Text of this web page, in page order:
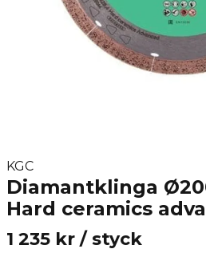
KGC
Diamantklinga
Hard ceramics
1 235 kr / styck